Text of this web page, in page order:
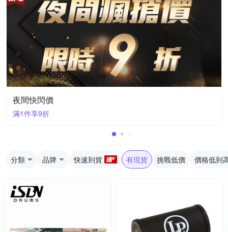
夜間快閃價
滿1件享9折
分類 品牌 快速到貨 有現貨 挑戰低價 價格低到